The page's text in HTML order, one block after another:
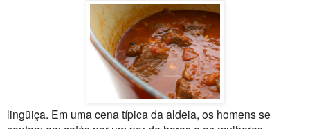
lingüiça. Em uma cena típica da aldeia, os homens se